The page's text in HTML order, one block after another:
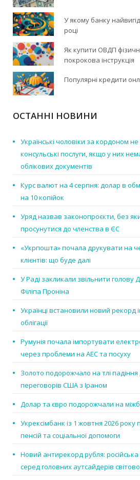
У якому банку
році
Як купити ОВДП
покрокова інструкція
Популярні кредити
ОСТАННІ НОВИНИ
Українські чоловіки за кордоном
консульські послуги, якщо у них
облікових документів
Курс валют на 4 серпня: долар в
на 10 копійок
Уряд назвав законопроєкти, без
просунутися до членства в ЄС
«Укрпошта» почала друкувати на
клієнтів: що буде далі
У Раді закликали звільнити голову
Філіпа Проніна
Українці встановили новий рекорд
облігації
Румунія почала імпортувати
через проблеми на АЕС та посуху
Золото подорожчало на тлі
переговорів США з Іраном
Долар та євро подорожчали на
Укрексімбанк із 1 жовтня 2026
пенсій та соціальної допомоги
Новий антирекорд рубля:
серед головних аутсайдерів